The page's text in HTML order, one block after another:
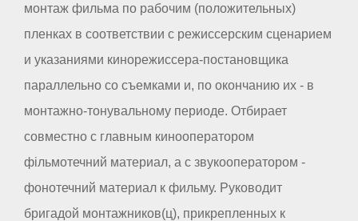
монтаж фильма по рабочим (положительных)
пленках в соответствии с режиссерским сценарием
и указаниями кинорежиссера-постановщика
параллельно со съемками и, по окончанию их - в
монтажно-тонувальному периоде. Отбирает
совместно с главным кинооператором
фільмотечний материал, а с звукооператором -
фонотечний материал к фильму. Руководит
бригадой монтажников(ц), прикрепленных к